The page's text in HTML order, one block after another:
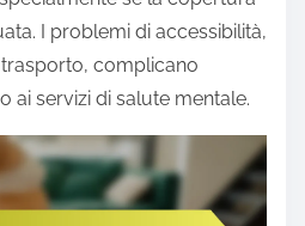
I problemi di accessibilità,
complicano
ai servizi di salute mentale.